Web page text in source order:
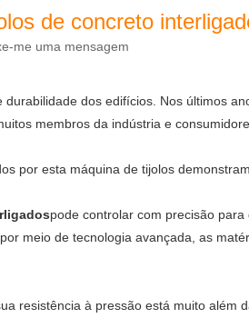
de concreto
me uma mensagem
dos edifícios. Nos últimos
membros da indústria e
por esta máquina de tijolos
pode controlar com precisão
meio de tecnologia avançada, as
resistência à pressão está muito além